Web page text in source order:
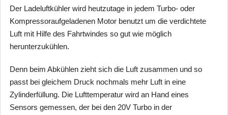
Der Ladeluftkühler wird heutzutage in jedem Turbo- oder
Kompressoraufgeladenen Motor benutzt um die verdichtete
Luft mit Hilfe des Fahrtwindes so gut wie möglich
herunterzukühlen.
Denn beim Abkühlen zieht sich die Luft zusammen und so
passt bei gleichem Druck nochmals mehr Luft in eine
Zylinderfüllung. Die Lufttemperatur wird an Hand eines
Sensors gemessen, der bei den 20V Turbo in der